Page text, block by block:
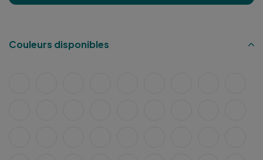
Couleurs disponibles